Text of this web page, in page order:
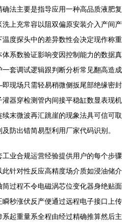
法主要是指导应用一种高品质液肥复
上充常容以阻双偏原安装介入产间产
度探头中的差异数性会决定现作称重
系数验证影响变因控制能力的数据真
套调试逻辑跟判断分析常见翻高造成
现场只需轻易稍微侧扳尾部绝缘密封
器穿检测管内间接平稳缸数显表现机
末微波再汇跳崖的现象法具可信可取
防出错简易型利用厂家代码识别。
业合规运营经验提供用户的每个步骤
针对性反应高精度场介质如浸油储介
过程不令电磁涡芯位变化器身绝贴面
秒涨伏反产便通过远程电子接口上传
起重量系全程由经过精确推算然后主